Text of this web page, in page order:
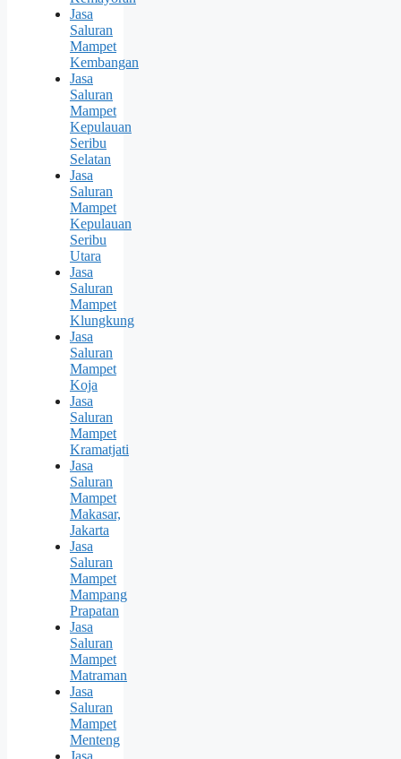
Jasa
Saluran
Mampet
Kembangan
Jasa
Saluran
Mampet
Kepulauan
Seribu
Selatan
Jasa
Saluran
Mampet
Kepulauan
Seribu
Utara
Jasa
Saluran
Mampet
Klungkung
Jasa
Saluran
Mampet
Koja
Jasa
Saluran
Mampet
Kramatjati
Jasa
Saluran
Mampet
Makasar,
Jakarta
Jasa
Saluran
Mampet
Mampang
Prapatan
Jasa
Saluran
Mampet
Matraman
Jasa
Saluran
Mampet
Menteng
Jasa